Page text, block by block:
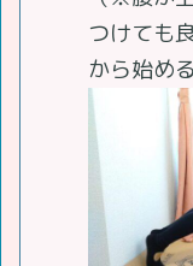
つけても
から始める